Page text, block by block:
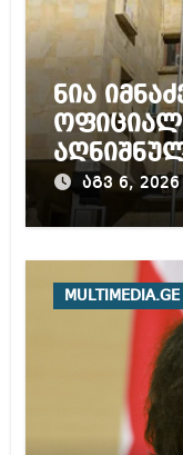
ნია
წლამდე
აგვ 6, 2026
MULTIMEDIA.GE